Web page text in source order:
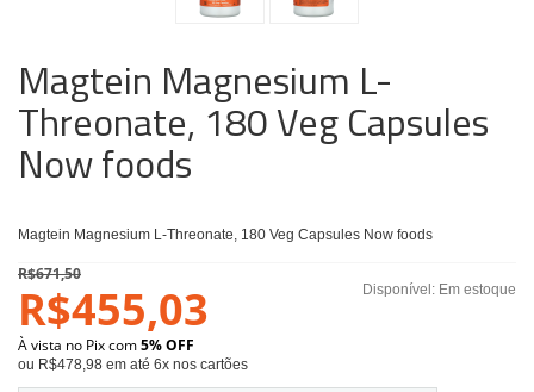
Magtein Magnesium L-
Threonate, 180 Veg Capsules
Now foods
Magtein Magnesium L-Threonate, 180 Veg Capsules Now foods
Disponível: Em estoque
R$671,50
R$455,03
À vista no Pix com5% OFF
ou R$478,98 em até 6x nos cartões